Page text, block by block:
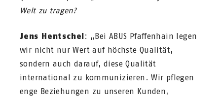
Welt zu tragen?
Jens Hentschel: „Bei ABUS Pfaffenhain legen
wir nicht nur Wert auf höchste Qualität,
sondern auch darauf, diese Qualität
international zu kommunizieren. Wir pflegen
enge Beziehungen zu unseren Kunden,